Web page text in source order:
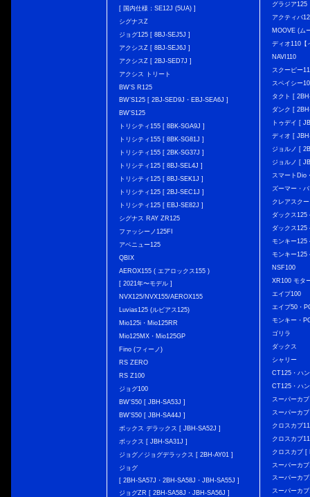
[ 国内仕様：SE12J (5UA) ]
シグナスZ
ジョグ125 [ 8BJ-SEJ5J ]
アクシスZ [ 8BJ-SEJ6J ]
アクシスZ [ 2BJ-SED7J ]
アクシス トリート
BW'S R125
BW’S125 [ 2BJ-SED9J・EBJ-SEA6J ]
BW'S125
トリシティ155 [ 8BK-SGA9J ]
トリシティ155 [ 8BK-SG81J ]
トリシティ155 [ 2BK-SG37J ]
トリシティ125 [ 8BJ-SEL4J ]
トリシティ125 [ 8BJ-SEK1J ]
トリシティ125 [ 2BJ-SEC1J ]
トリシティ125 [ EBJ-SE82J ]
シグナス RAY ZR125
ファッシーノ125FI
アベニュー125
QBIX
AEROX155 ( エアロックス155 )
[ 2021年〜モデル ]
NVX125/NVX155/AEROX155
Luvias125 (ルビアス125)
Mio125i・Mio125RR
Mio125MX・Mio125GP
Fino (フィーノ)
RS ZERO
RS Z100
ジョグ100
BW'S50 [ JBH-SA53J ]
BW'S50 [ JBH-SA44J ]
ボックス デラックス [ JBH-SA52J ]
ボックス [ JBH-SA31J ]
ジョグ／ジョグデラックス [ 2BH-AY01 ]
ジョグ
[ 2BH-SA57J・2BH-SA58J・JBH-SA55J ]
ジョグZR [ 2BH-SA58J・JBH-SA56J ]
グラジア125
アクティバ
MOOVE (ム
ディオ110【
NAVI110
スクーピー
スペイシー
タクト [
ダンク [
トゥデイ [
ディオ [
ジョルノ [
ジョルノ [
スマートDio
ズーマー・
クレアスク
ダックス
ダックス
モンキー
モンキー125
NSF100
XR100 モタ
エイプ100
エイプ50・
モンキー・
ゴリラ
ダックス
シャリー
CT125・ハ
CT125・ハ
スーパーカ
スーパーカ
クロスカブ
クロスカブ
クロスカブ [
スーパーカ
スーパーカ
スーパーカ